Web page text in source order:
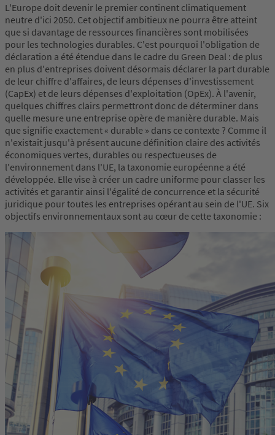
L'Europe doit devenir le premier continent climatiquement
neutre d'ici 2050. Cet objectif ambitieux ne pourra être atteint
que si davantage de ressources financières sont mobilisées
pour les technologies durables. C'est pourquoi l'obligation de
déclaration a été étendue dans le cadre du Green Deal : de plus
en plus d'entreprises doivent désormais déclarer la part durable
de leur chiffre d'affaires, de leurs dépenses d'investissement
(CapEx) et de leurs dépenses d'exploitation (OpEx). À l'avenir,
quelques chiffres clairs permettront donc de déterminer dans
quelle mesure une entreprise opère de manière durable. Mais
que signifie exactement « durable » dans ce contexte ? Comme il
n'existait jusqu'à présent aucune définition claire des activités
économiques vertes, durables ou respectueuses de
l'environnement dans l'UE, la taxonomie européenne a été
développée. Elle vise à créer un cadre uniforme pour classer les
activités et garantir ainsi l'égalité de concurrence et la sécurité
juridique pour toutes les entreprises opérant au sein de l'UE. Six
objectifs environnementaux sont au cœur de cette taxonomie :